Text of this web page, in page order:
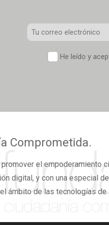
Correo
Política
He leído y
Comprometida.
el empoderamiento
digital, y con una especial
ámbito de las tecnologías